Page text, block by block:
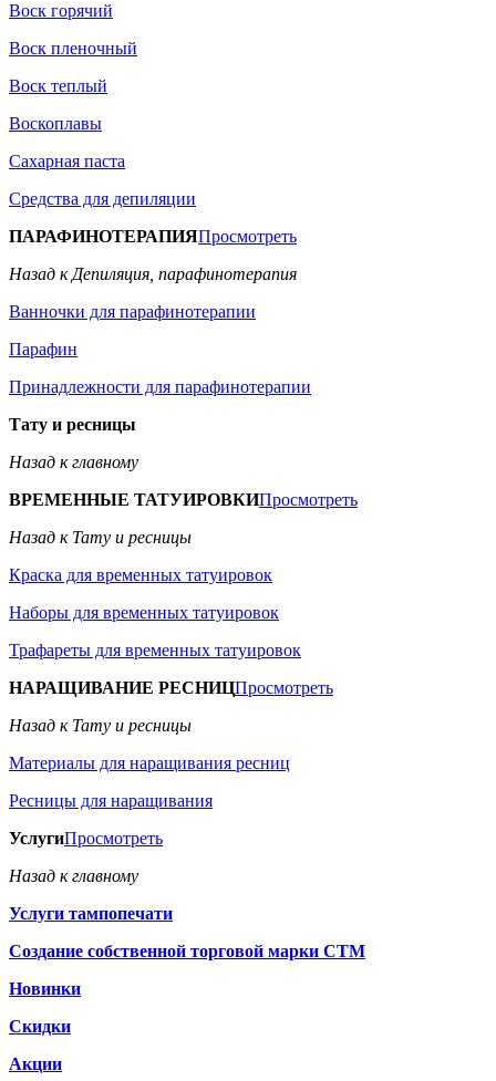
Воск горячий
Воск пленочный
Воск теплый
Воскоплавы
Сахарная паста
Средства для депиляции
ПАРАФИНОТЕРАПИЯПросмотреть
Назад к Депиляция, парафинотерапия
Ванночки для парафинотерапии
Парафин
Принадлежности для парафинотерапии
Тату и ресницы
Назад к главному
ВРЕМЕННЫЕ ТАТУИРОВКИПросмотреть
Назад к Тату и ресницы
Краска для временных татуировок
Наборы для временных татуировок
Трафареты для временных татуировок
НАРАЩИВАНИЕ РЕСНИЦПросмотреть
Назад к Тату и ресницы
Материалы для наращивания ресниц
Ресницы для наращивания
УслугиПросмотреть
Назад к главному
Услуги тампопечати
Создание собственной торговой марки СТМ
Новинки
Скидки
Акции